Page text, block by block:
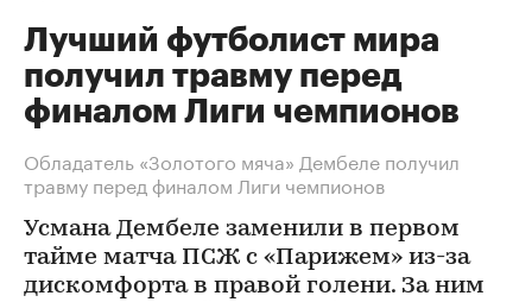
Лучший футболист мира
получил травму перед
финалом Лиги чемпионов
Обладатель «Золотого мяча» Дембеле получил
травму перед финалом Лиги чемпионов
Усмана Дембеле заменили в первом
тайме матча ПСЖ с «Парижем» из-за
дискомфорта в правой голени. За ним